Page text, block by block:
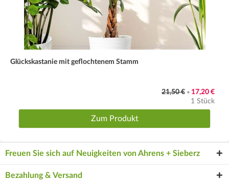
Glückskastanie mit geflochtenem Stamm
21,50 € • 17,20 €
1 Stück
Zum Produkt
Freuen Sie sich auf Neuigkeiten von Ahrens + Sieberz
Bezahlung & Versand